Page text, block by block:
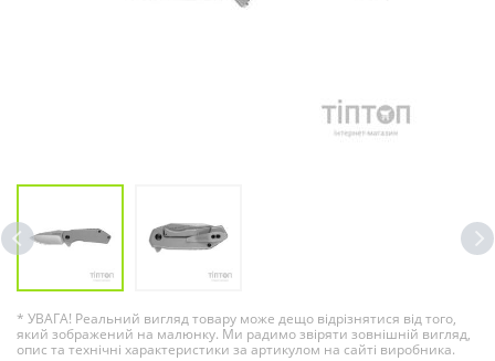
* УВАГА! Реальний вигляд товару може дещо відрізнятися від того,
який зображений на малюнку. Ми радимо звіряти зовнішній вигляд,
опис та технічні характеристики за артикулом на сайті виробника.